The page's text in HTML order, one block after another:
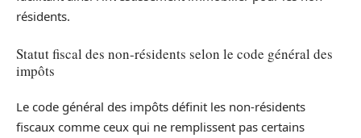
résidents.
Statut fiscal des non-résidents selon le code général des
impôts
Le code général des impôts définit les non-résidents
fiscaux comme ceux qui ne remplissent pas certains